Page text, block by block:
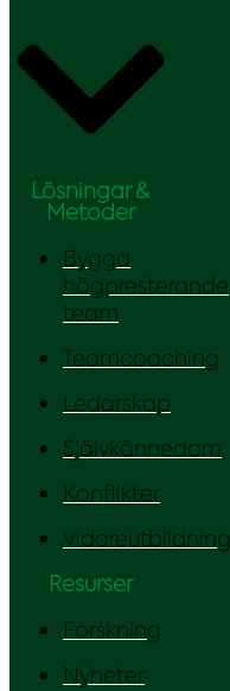
Lösningar &
Metoder
Bygga
högpresterande
team
Teamcoaching
Ledarskap
Självkännedom
Konflikter
Vidareutbildning
Resurser
Forskning
Nyheter